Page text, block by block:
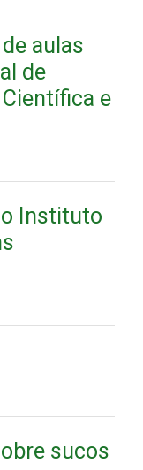
aulas
de
e
Instituto
sucos